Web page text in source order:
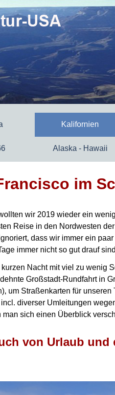
Kalifornien
Alaska - Hawaii
im
wir 2019 wieder ein
Reise in den Nordwesten
dass wir immer ein paar
immer nicht so gut drauf
kurzen Nacht mit viel zu wenig
Großstadt-Rundfahrt in
um Straßenkarten für unseren
diverser Umleitungen
man sich einen Überblick
von Urlaub und